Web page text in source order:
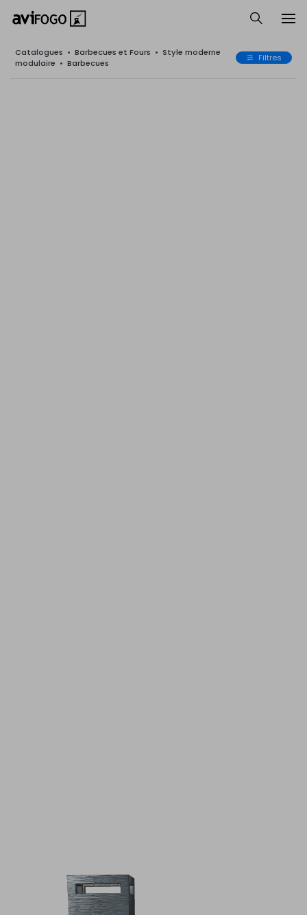
Catalogues • Barbecues et Fours • Style moderne
modulaire • Barbecues Filtres